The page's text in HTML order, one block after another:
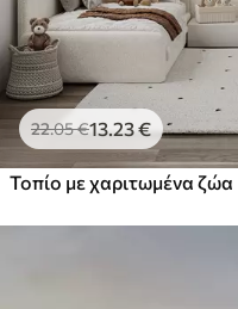
22.05€13.23€
Τοπίο με χαριτωμένα ζώα